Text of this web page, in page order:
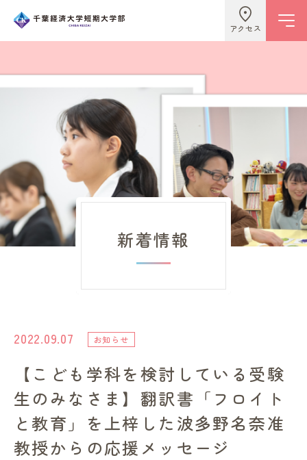
アクセス
学校情報
ビジネスライフ学科
こども学科
キャンパスライフ
進路・就職情報
レンガ棟について
受験生のみなさまへ
新着情報
2022.09.07 お知らせ
【こども学科を検討している受験
生のみなさま】翻訳書「フロイト
と教育」を上梓した波多野名奈准
教授からの応援メッセージ